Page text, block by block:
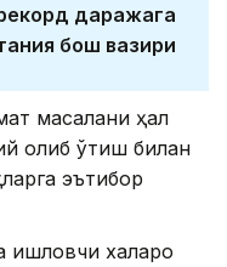
даражага
бош вазири
масалани ҳал
олиб ўтиш билан
эътибор
халқаро